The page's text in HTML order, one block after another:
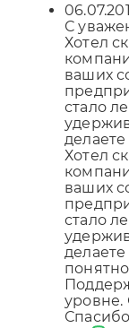
С
Хотел
ваших
стало
Хотел
ваших
стало
уровне.